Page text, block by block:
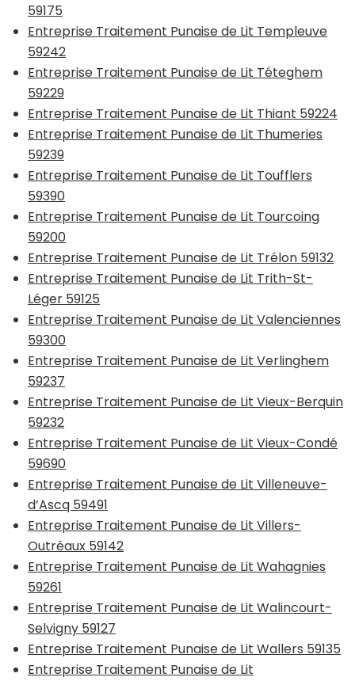
59175
Entreprise Traitement Punaise de Lit Templeuve
59242
Entreprise Traitement Punaise de Lit Téteghem
59229
Entreprise Traitement Punaise de Lit Thiant 59224
Entreprise Traitement Punaise de Lit Thumeries
59239
Entreprise Traitement Punaise de Lit Toufflers
59390
Entreprise Traitement Punaise de Lit Tourcoing
59200
Entreprise Traitement Punaise de Lit Trélon 59132
Entreprise Traitement Punaise de Lit Trith-St-
Léger 59125
Entreprise Traitement Punaise de Lit Valenciennes
59300
Entreprise Traitement Punaise de Lit Verlinghem
59237
Entreprise Traitement Punaise de Lit Vieux-Berquin
59232
Entreprise Traitement Punaise de Lit Vieux-Condé
59690
Entreprise Traitement Punaise de Lit Villeneuve-
d’Ascq 59491
Entreprise Traitement Punaise de Lit Villers-
Outréaux 59142
Entreprise Traitement Punaise de Lit Wahagnies
59261
Entreprise Traitement Punaise de Lit Walincourt-
Selvigny 59127
Entreprise Traitement Punaise de Lit Wallers 59135
Entreprise Traitement Punaise de Lit